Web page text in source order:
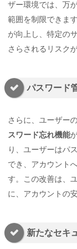
ザー環境では、万
範囲を制限できま
が向上し、特定の
さらされるリスク
パスワード
さらに、ユーザー
スワード忘れ機能
り、ユーザーはパ
でき、アカウント
す。この改善は、
に、アカウントの
新たなセキ